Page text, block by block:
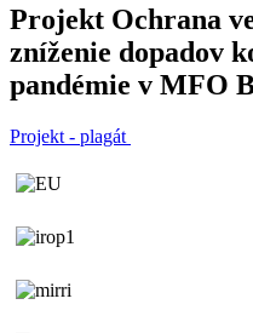
Projekt Ochrana
zníženie dopadov
pandémie v MFO
Projekt - plagát